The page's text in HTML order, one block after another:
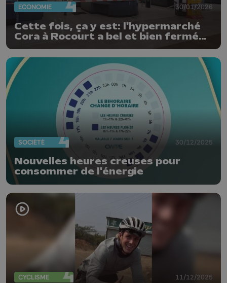
ECONOMIE 30/01/2026
Cette fois, ça y est: l'hypermarché
Cora à Rocourt a bel et bien fermé
ses portes
SOCIÉTÉ 30/12/2025
Nouvelles heures creuses pour
consommer de l'énergie
CYCLISME 11/12/2025